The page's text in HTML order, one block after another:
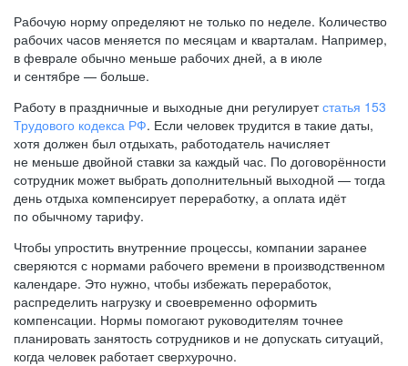
Рабочую норму определяют не только по неделе. Количество
рабочих часов меняется по месяцам и кварталам. Например,
в феврале обычно меньше рабочих дней, а в июле
и сентябре — больше.
Работу в праздничные и выходные дни регулируетстатья 153
Трудового кодекса РФ. Если человек трудится в такие даты,
хотя должен был отдыхать, работодатель начисляет
не меньше двойной ставки за каждый час. По договорённости
сотрудник может выбрать дополнительный выходной — тогда
день отдыха компенсирует переработку, а оплата идёт
по обычному тарифу.
Чтобы упростить внутренние процессы, компании заранее
сверяются с нормами рабочего времени в производственном
календаре. Это нужно, чтобы избежать переработок,
распределить нагрузку и своевременно оформить
компенсации. Нормы помогают руководителям точнее
планировать занятость сотрудников и не допускать ситуаций,
когда человек работает сверхурочно.